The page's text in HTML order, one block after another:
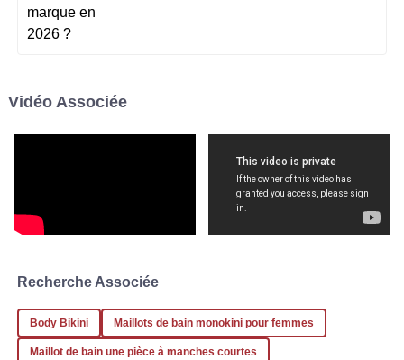
Décembre
Taylor
Vraiment impressionné par la qualité et l'excellent service
Vidéo Associée
Recherche Associée
Body Bikini Maillots de bain monokini pour femmes
Maillot de bain une pièce à manches courtes